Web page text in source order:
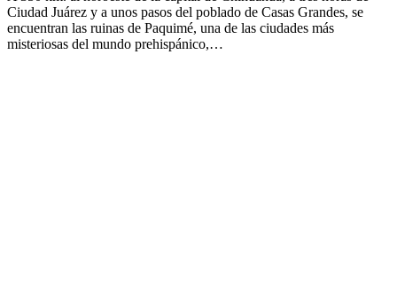
Ciudad Juárez y a unos pasos del poblado de Casas Grandes, se
encuentran las ruinas de Paquimé, una de las ciudades más
misteriosas del mundo prehispánico,…